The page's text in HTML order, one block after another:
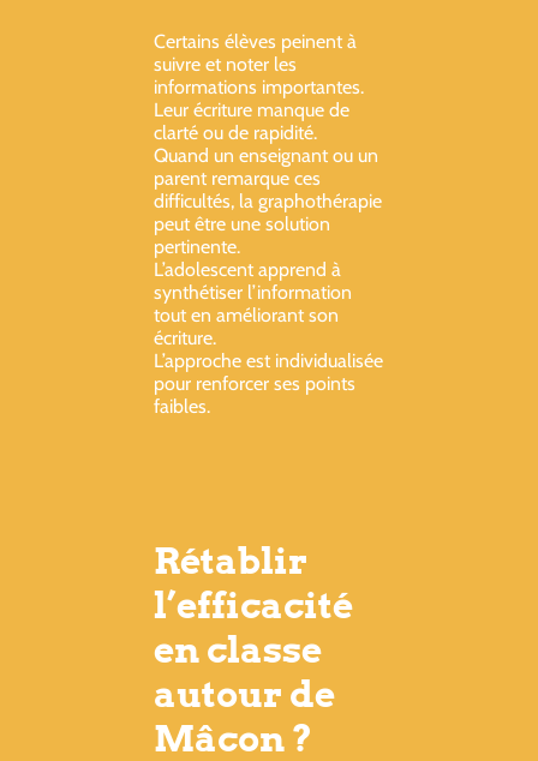
Certains élèves peinent à
suivre et noter les
informations importantes.
Leur écriture manque de
clarté ou de rapidité.
Quand un enseignant ou un
parent remarque ces
difficultés, la graphothérapie
peut être une solution
pertinente.
L’adolescent apprend à
synthétiser l’information
tout en améliorant son
écriture.
L’approche est individualisée
pour renforcer ses points
faibles.
Rétablir
l’efficacité
en classe
autour de
Mâcon ?